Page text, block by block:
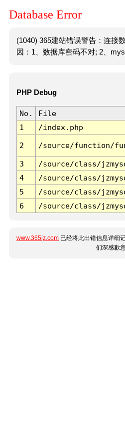
Database Error
(1040) 365建站错误警告：连接
因：1、数据库密码不对; 2、
PHP Debug
No. File
1
/index.php
2 /source/function/
3 /source/class/
4
/source/class/
5
/source/class/
6
/source/class/
www.365jz.com 已经将此出错信息详细
们深感歉